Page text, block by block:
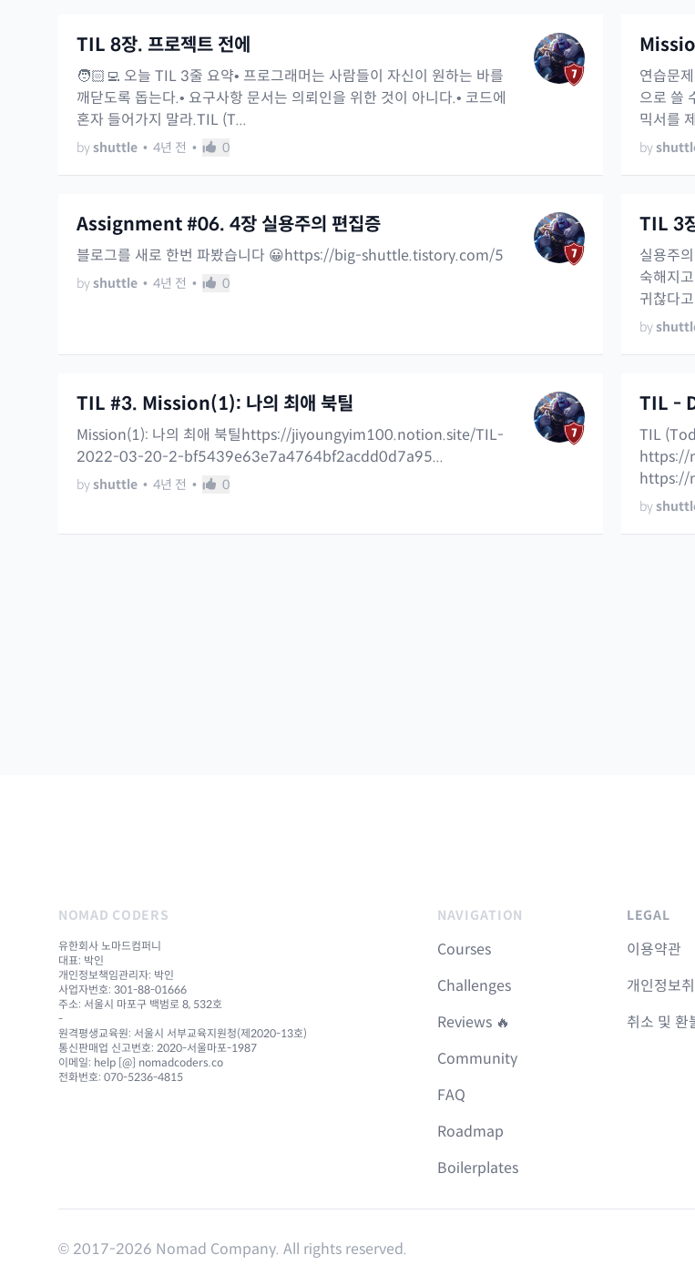
TIL 8장. 프로젝트 전에
🧑🏻‍💻 오늘 TIL 3줄 요약• 프로그래머는 사람들이 자신이 원하는 바를
깨닫도록 돕는다.• 요구사항 문서는 의뢰인을 위한 것이 아니다.• 코드에
혼자 들어가지 말라.TIL (T...
by shuttle • 4년 전 • 0
연습문
으로 쓸
믹서를
by
Assignment #06. 4장 실용주의 편집증
블로그를 새로 한번 파봤습니다 😀https://big-shuttle.tistory.com/5
by shuttle • 4년 전 • 0
TIL 3
실용주
숙해지
귀찮다
by
TIL #3. Mission(1): 나의 최애 북틸
Mission(1): 나의 최애 북틸https://jiyoungyim100.notion.site/TIL-
2022-03-20-2-bf5439e63e7a4764bf2acdd0d7a95...
by shuttle • 4년 전 • 0
TIL -
TIL
https://
https://
by
NOMAD CODERS
유한회사 노마드컴퍼니
대표: 박인
개인정보책임관리자: 박인
사업자번호: 301-88-01666
주소: 서울시 마포구 백범로 8, 532호
-
원격평생교육원: 서울시 서부교육지원청(제2020-13호)
통신판매업 신고번호: 2020-서울마포-1987
이메일: help [@] nomadcoders.co
전화번호: 070-5236-4815
NAVIGATION
Courses
Challenges
Reviews 🔥
Community
FAQ
Roadmap
Boilerplates
LEGAL
이용약관
개인정보
취소 및 환
© 2017-2026 Nomad Company. All rights reserved.